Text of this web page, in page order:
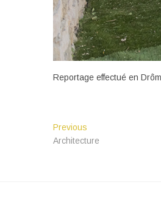
Reportage effectué en
Navigation
de
Previous
post:
Architecture